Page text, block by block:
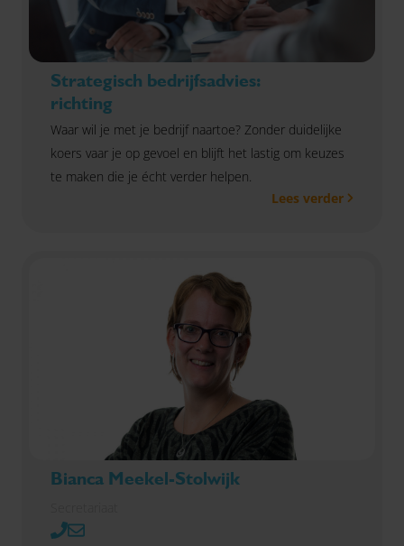
Strategisch bedrijfsadvies:
richting
Waar wil je met je bedrijf naartoe? Zonder duidelijke
koers vaar je op gevoel en blijft het lastig om keuzes
te maken die je écht verder helpen.
Lees verder
Bianca Meekel-Stolwijk